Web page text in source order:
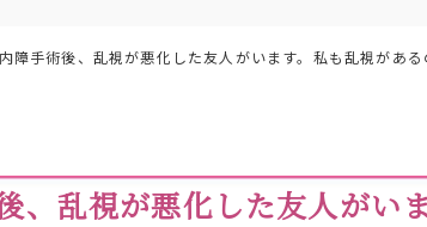
障⼿術後、乱視が悪化した友⼈がいます。私も乱視がある
、乱視が悪化した友⼈がい